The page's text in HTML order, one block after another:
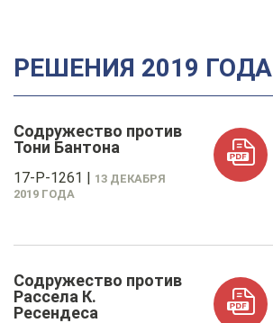
РЕШЕНИЯ 2019 ГОДА
Содружество против
Тони Бантона
17-P-1261 | 13 ДЕКАБРЯ
2019 ГОДА
Содружество против
Рассела К.
Ресендеса